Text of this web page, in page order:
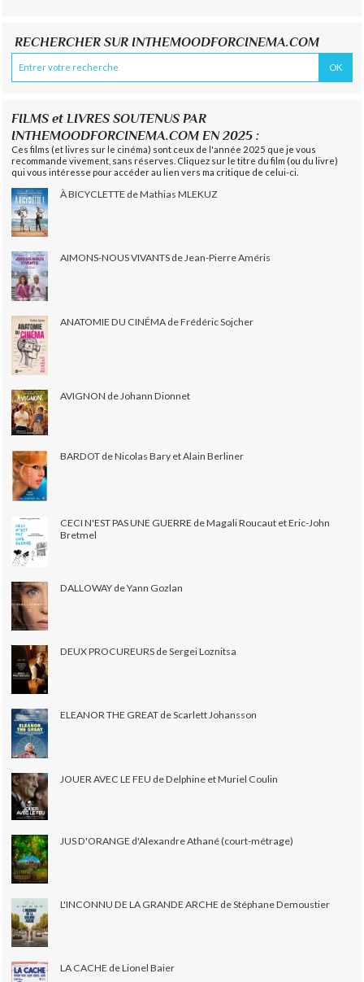
RECHERCHER SUR INTHEMOODFORCINEMA.COM
FILMS et LIVRES SOUTENUS PAR
INTHEMOODFORCINEMA.COM EN 2025 :
Ces films (et livres sur le cinéma) sont ceux de l'année 2025 que je vous
recommande vivement, sans réserves. Cliquez sur le titre du film (ou du livre)
qui vous intéresse pour accéder au lien vers ma critique de celui-ci.
À BICYCLETTE de Mathias MLEKUZ
AIMONS-NOUS VIVANTS de Jean-Pierre Améris
ANATOMIE DU CINÉMA de Frédéric Sojcher
AVIGNON de Johann Dionnet
BARDOT de Nicolas Bary et Alain Berliner
CECI N'EST PAS UNE GUERRE de Magali Roucaut et Eric-John
Bretmel
DALLOWAY de Yann Gozlan
DEUX PROCUREURS de Sergei Loznitsa
ELEANOR THE GREAT de Scarlett Johansson
JOUER AVEC LE FEU de Delphine et Muriel Coulin
JUS D'ORANGE d'Alexandre Athané (court-métrage)
L'INCONNU DE LA GRANDE ARCHE de Stéphane Demoustier
LA CACHE de Lionel Baier